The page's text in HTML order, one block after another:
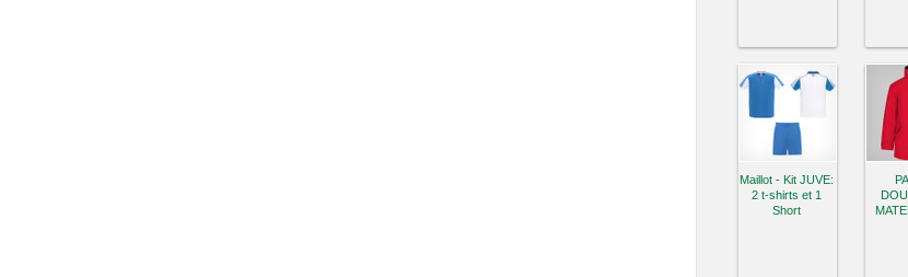
Maillot - Kit JUVE:
2 t-shirts et 1
Short